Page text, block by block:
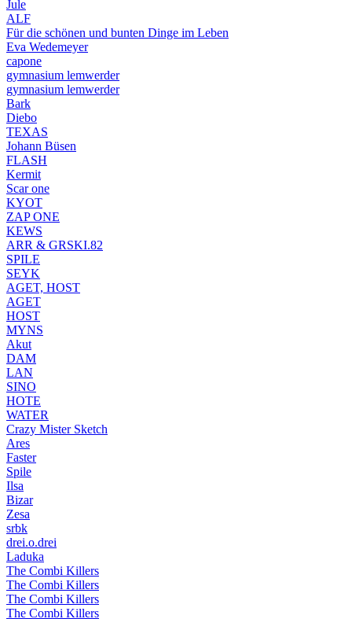
Jule
ALF
Für die schönen und bunten Dinge im Leben
Eva Wedemeyer
capone
gymnasium lemwerder
gymnasium lemwerder
Bark
Diebo
TEXAS
Johann Büsen
FLASH
Kermit
Scar one
KYOT
ZAP ONE
KEWS
ARR & GRSKI.82
SPILE
SEYK
AGET, HOST
AGET
HOST
MYNS
Akut
DAM
LAN
SINO
HOTE
WATER
Crazy Mister Sketch
Ares
Faster
Spile
Ilsa
Bizar
Zesa
srbk
drei.o.drei
Laduka
The Combi Killers
The Combi Killers
The Combi Killers
The Combi Killers